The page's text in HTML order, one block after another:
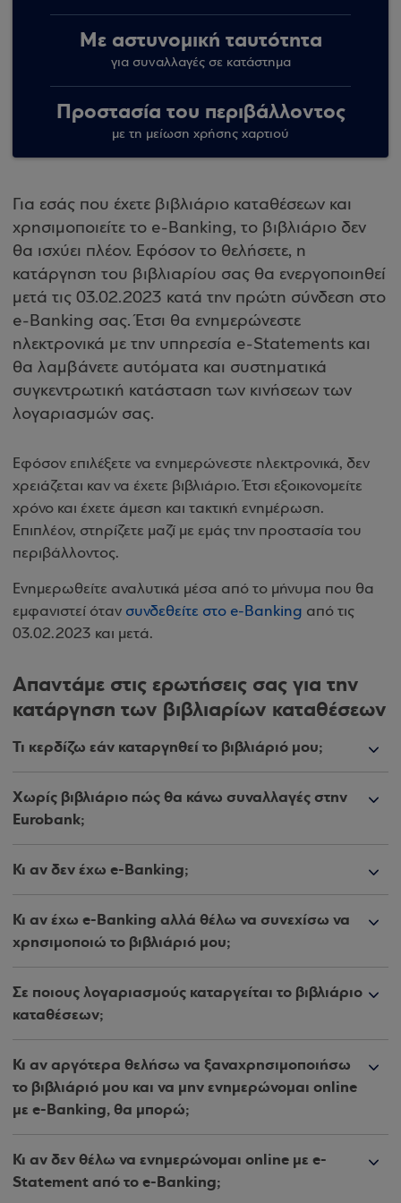
Με αστυνομική ταυτότητα
για συναλλαγές σε κατάστημα
Προστασία του περιβάλλοντος
με τη μείωση χρήσης χαρτιού
Για εσάς που έχετε βιβλιάριο καταθέσεων και
χρησιμοποιείτε το e-Banking, το βιβλιάριο δεν
θα ισχύει πλέον. Εφόσον το θελήσετε, η
κατάργηση του βιβλιαρίου σας θα ενεργοποιηθεί
μετά τις 03.02.2023 κατά την πρώτη σύνδεση στο
e-Banking σας. Έτσι θα ενημερώνεστε
ηλεκτρονικά με την υπηρεσία e-Statements και
θα λαμβάνετε αυτόματα και συστηματικά
συγκεντρωτική κατάσταση των κινήσεων των
λογαριασμών σας.
Εφόσον επιλέξετε να ενημερώνεστε ηλεκτρονικά, δεν
χρειάζεται καν να έχετε βιβλιάριο. Έτσι εξοικονομείτε
χρόνο και έχετε άμεση και τακτική ενημέρωση.
Επιπλέον, στηρίζετε μαζί με εμάς την προστασία του
περιβάλλοντος.
Ενημερωθείτε αναλυτικά μέσα από το μήνυμα που θα
εμφανιστεί όταν συνδεθείτε στο e-Banking από τις
03.02.2023 και μετά.
Απαντάμε στις ερωτήσεις σας για την
κατάργηση των βιβλιαρίων καταθέσεων
Τι κερδίζω εάν καταργηθεί το βιβλιάριό μου;
Χωρίς βιβλιάριο πώς θα κάνω συναλλαγές στην
Eurobank;
Κι αν δεν έχω e-Banking;
Κι αν έχω e-Banking αλλά θέλω να συνεχίσω να
χρησιμοποιώ το βιβλιάριό μου;
Σε ποιους λογαριασμούς καταργείται το βιβλιάριο
καταθέσεων;
Κι αν αργότερα θελήσω να ξαναχρησιμοποιήσω
το βιβλιάριό μου και να μην ενημερώνομαι online
με e-Banking, θα μπορώ;
Κι αν δεν θέλω να ενημερώνομαι online με e-
Statement από το e-Βanking;